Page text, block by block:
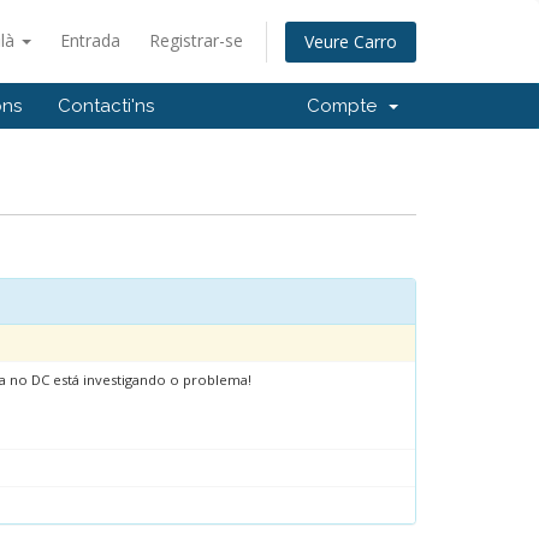
Entrada Registrar-se Veure Carro
Contacti'ns Compte
no DC está investigando o problema!